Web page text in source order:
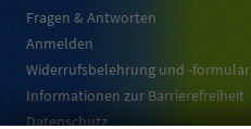
Fragen & Antworten
Anmelden
Widerrufsbelehrung und -formular
Informationen zur Barrierefreiheit
Datenschutz